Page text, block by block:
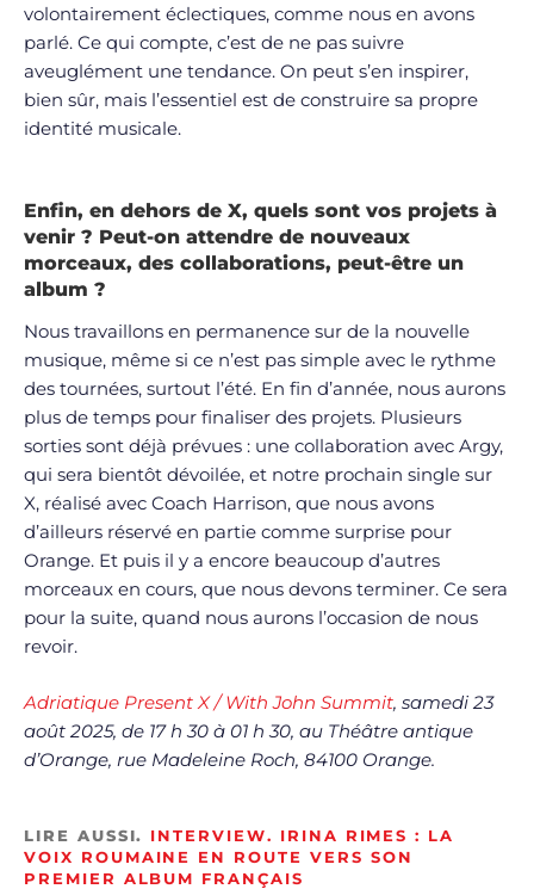
volontairement éclectiques, comme nous en avons
parlé. Ce qui compte, c’est de ne pas suivre
aveuglément une tendance. On peut s’en inspirer,
bien sûr, mais l’essentiel est de construire sa propre
identité musicale.
Enfin, en dehors de X, quels sont vos projets à
venir ? Peut-on attendre de nouveaux
morceaux, des collaborations, peut-être un
album ?
Nous travaillons en permanence sur de la nouvelle
musique, même si ce n’est pas simple avec le rythme
des tournées, surtout l’été. En fin d’année, nous aurons
plus de temps pour finaliser des projets. Plusieurs
sorties sont déjà prévues : une collaboration avec Argy,
qui sera bientôt dévoilée, et notre prochain single sur
X, réalisé avec Coach Harrison, que nous avons
d’ailleurs réservé en partie comme surprise pour
Orange. Et puis il y a encore beaucoup d’autres
morceaux en cours, que nous devons terminer. Ce sera
pour la suite, quand nous aurons l’occasion de nous
revoir.
Adriatique Present X / With John Summit, samedi 23
août 2025, de 17 h 30 à 01 h 30, au Théâtre antique
d’Orange, rue Madeleine Roch, 84100 Orange.
LIRE AUSSI. INTERVIEW. IRINA RIMES : LA
VOIX ROUMAINE EN ROUTE VERS SON
PREMIER ALBUM FRANÇAIS